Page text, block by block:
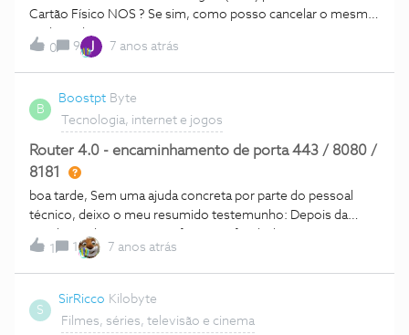
Cartão Físico NOS ? Se sim, como posso cancelar o mesmo
? Obrigado.
0
9 7 anos atrás
B
Boostpt Byte
Tecnologia, internet e jogos
Router 4.0 - encaminhamento de porta 443 / 8080 /
8181
boa tarde, Sem uma ajuda concreta por parte do pessoal
técnico, deixo o meu resumido testemunho: Depois da
instalação do 4.0, e sem a função referida, ligo para a
pcmedic. Entraram remotamente no meu PC, para fazer o
que eu ja tinha feito. Conclusão deles: router com anomalia,
pois segundo o técnico, era garantido que o router dava para
encaminhar a porta 443 e a 8080, logo o meu tinha uma
avaria. 15 dias depois e vários telefonemas para a PCMEDIC
1 1 7 anos atrás
S
SirRicco Kilobyte
Filmes, séries, televisão e cinema